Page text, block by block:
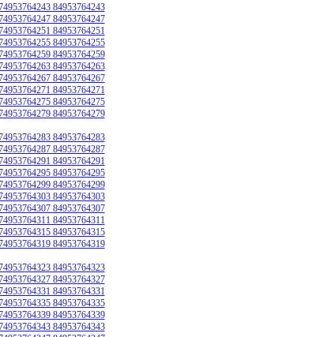
84953764243
84953764247
84953764251
84953764255
84953764259
84953764263
84953764267
84953764271
84953764275
84953764279
84953764283
84953764287
84953764291
84953764295
84953764299
84953764303
84953764307
84953764311
84953764315
84953764319
84953764323
84953764327
84953764331
84953764335
84953764339
84953764343